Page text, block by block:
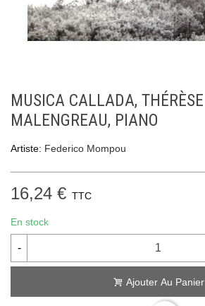
MUSICA CALLADA, THÉRÈSE
MALENGREAU, PIANO
Artiste: Federico Mompou
16,24 € TTC
En stock
-
Ajouter Au Panier